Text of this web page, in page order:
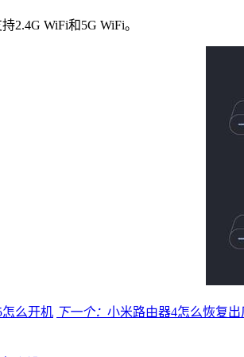
2.4G WiFi和5G WiFi。
么开机 下一个： 小米路由器4怎么恢复出